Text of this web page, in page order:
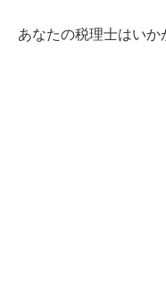
あなたの税理士はいか